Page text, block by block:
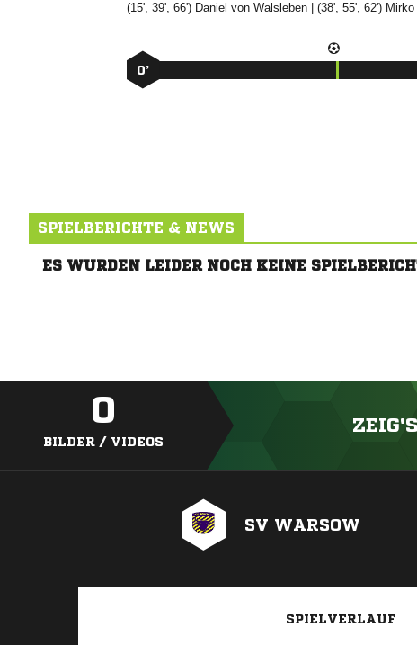
(15', 39', 66')   | (38', 55', 62') 
0’
SPIELBERICHTE & NEWS
ES WURDEN LEIDER NOCH KEINE
0
BILDER / VIDEOS
SV WARSOW
SPIELVERLAUF